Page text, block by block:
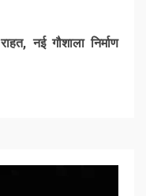
नई गौशाला निर्माण